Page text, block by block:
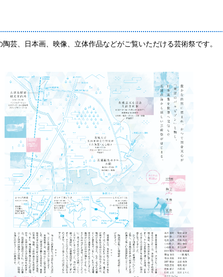
芸、日本画、映像、立体作品などがご覧いただける芸術祭です。